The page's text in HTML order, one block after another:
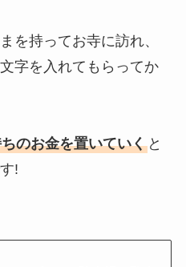
を持ってお寺に訪れ、
字を入れてもらってか
のお金を置いていくと
!